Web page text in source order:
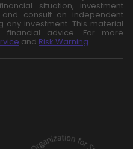
situation, investment
consult an independent
investment. This material
advice. For more
and Risk Warning.